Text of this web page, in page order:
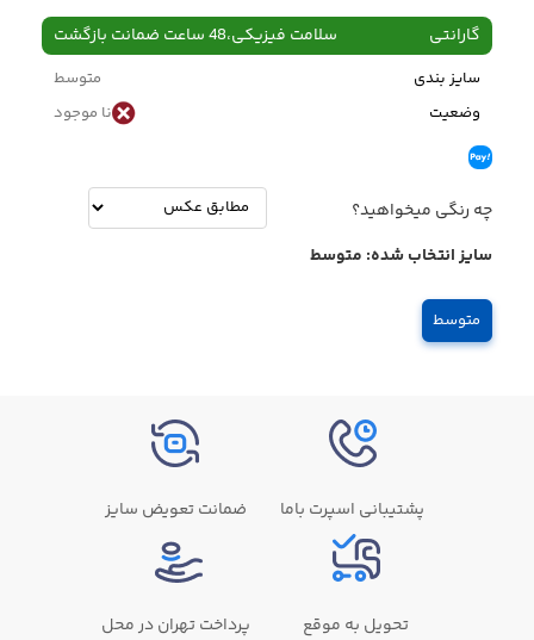
گارانتی سلامت فیزیکی،48 ساعت ضمانت بازگشت
سایز بندی
متوسط
وضعیت
نا موجود
چه رنگی میخواهید؟
سایز انتخاب شده: متوسط
متوسط
پشتیبانی اسپرت باما ضمانت تعویض سایز
تحویل به موقع پرداخت تهران در محل